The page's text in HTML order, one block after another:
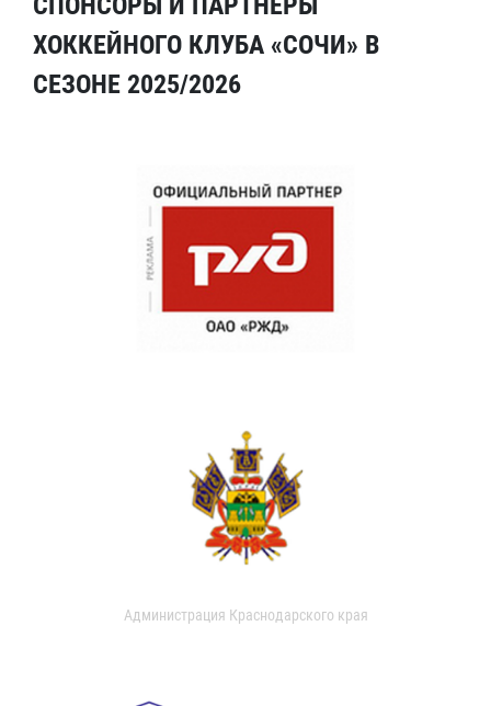
ХОККЕЙНОГО КЛУБА «СОЧИ» В
СЕЗОНЕ 2025/2026
Администрация Краснодарского края